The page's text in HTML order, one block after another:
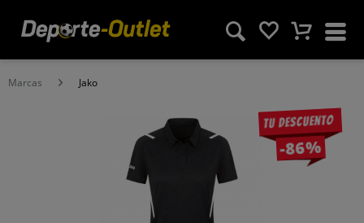
Marcas Jako
Tu descuento
-86%